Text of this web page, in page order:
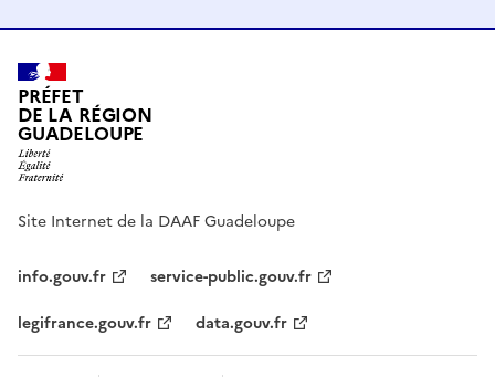
PRÉFET
DE LA RÉGION
GUADELOUPE
Site Internet de la DAAF Guadeloupe
info.gouv.fr
service-public.gouv.fr
legifrance.gouv.fr
data.gouv.fr